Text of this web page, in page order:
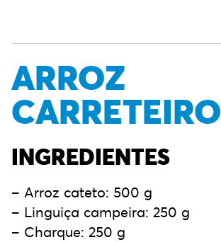
ARROZ
CARRETEIRO
INGREDIENTES
– Arroz cateto: 500 g
– Linguiça campeira: 250 g
– Charque: 250 g